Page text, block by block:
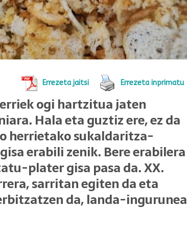
Errezeta jaitsi Errezeta inprimatu
ogi hartzitua jaten
Hala eta guztiz ere, ez da
herrietako sukaldaritza-
erabili zenik. Bere erabilera
plater gisa pasa da. XX.
sarritan egiten da eta
da, landa-ingurunea